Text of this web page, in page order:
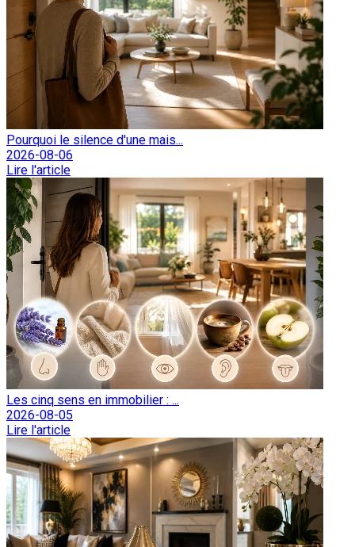
Pourquoi le silence d'une mais...
2026-08-06
Lire l'article
Les cinq sens en immobilier : ...
2026-08-05
Lire l'article